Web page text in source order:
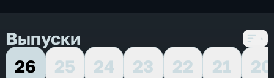
Выпуски
26
25 24 23 22 21
20